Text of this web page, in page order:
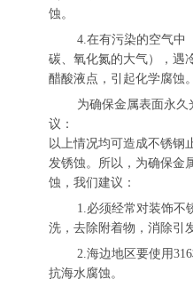
蚀。
4.在有污染的空气中
碳、氧化氮的大气），遇
醋酸液点，引起化学腐蚀。
为确保金属表面永
议：
以上情况均可造成不锈钢
发锈蚀。所以，为确保金
蚀，我们建议：
1.必须经常对装饰不
洗，去除附着物，消除引
2.海边地区要使用
抗海水腐蚀。